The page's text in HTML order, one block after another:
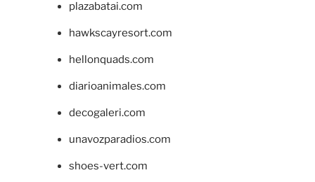
plazabatai.com
hawkscayresort.com
hellonquads.com
diarioanimales.com
decogaleri.com
unavozparadios.com
shoes-vert.com